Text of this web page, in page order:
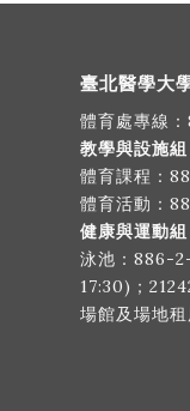
臺北醫學大
體育處專線：
教學與設施組
體育課程：
體育活動：
健康與運動組
泳池： 886-
17:30)；
場館及場地租